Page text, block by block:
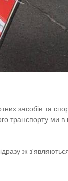
засобів та
транспорту ми
ж з'являються